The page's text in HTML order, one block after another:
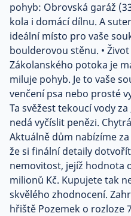
pohyb: Obrovská garáž
kola i domácí dílnu. A
ideální místo pro vaše
boulderovou stěnu. •
Zákolanského potoka je
miluje pohyb. Je to vaše
venčení psa nebo prosté
Ta svěžest tekoucí vody
nedá vyčíslit penězi.
Aktuálně dům nabízíme
že si finální detaily
nemovitost, jejíž hodnota
milionů Kč. Kupujete tak
skvělého zhodnocení.
hřiště Pozemek o rozloze